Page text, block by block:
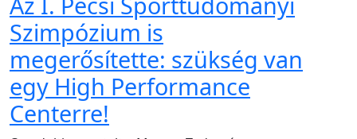
Szimpózium is
megerősítette: szükség van
egy High Performance
Centerre!